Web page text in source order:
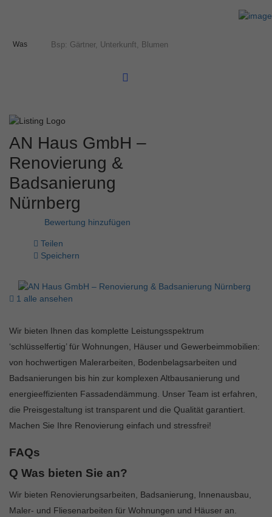
Was
AN Haus GmbH –
Renovierung &
Badsanierung
Nürnberg
Bewertung hinzufügen
Teilen
Speichern
1 alle ansehen
Wir bieten Ihnen das komplette Leistungsspektrum
‘schlüsselfertig’ für Wohnungen, Häuser und Gewerbeimmobilien:
von hochwertigen Malerarbeiten, Bodenbelagsarbeiten und
Badsanierungen bis hin zur komplexen Altbausanierung und
energieeffizienten Fassadendämmung. Unser Team ist erfahren,
die Preisgestaltung ist transparent und die Qualität garantiert.
Machen Sie Ihre Renovierung einfach und stressfrei!
FAQs
Q Was bieten Sie an?
Wir bieten Renovierungsarbeiten, Badsanierung, Innenausbau,
Maler- und Fliesenarbeiten für Wohnungen und Häuser an.